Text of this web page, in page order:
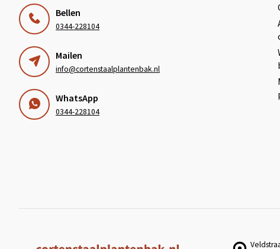
Bellen
0344-228104
Mailen
info@cortenstaalplantenbak.nl
WhatsApp
0344-228104